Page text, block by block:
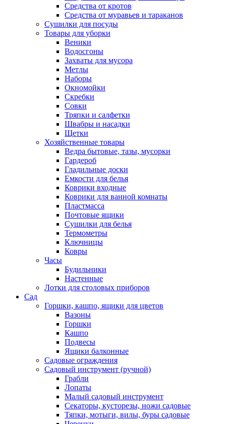
Средства от кротов
Средства от муравьев и тараканов
Сушилки для посуды
Товары для уборки
Веники
Водосгоны
Захваты для мусора
Метлы
Наборы
Окномойки
Скребки
Совки
Тряпки и салфетки
Швабры и насадки
Щетки
Хозяйственные товары
Ведра бытовые, тазы, мусорки
Гардероб
Гладильные доски
Емкости для белья
Коврики входные
Коврики для ванной комнаты
Пластмасса
Почтовые ящики
Сушилки для белья
Термометры
Ключницы
Ковры
Часы
Будильники
Настенные
Лотки для столовых приборов
Сад
Горшки, кашпо, ящики для цветов
Вазоны
Горшки
Кашпо
Подвесы
Ящики балконные
Садовые ограждения
Садовый инструмент (ручной)
Грабли
Лопаты
Малый садовый инструмент
Секаторы, кусторезы, ножи садовые
Тяпки, мотыги, вилы, буры садовые